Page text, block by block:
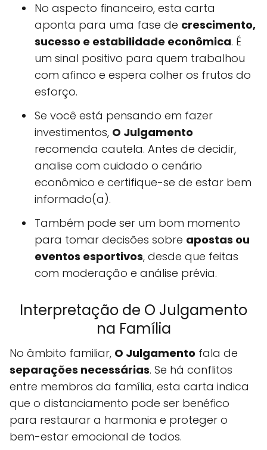
No aspecto financeiro, esta carta
aponta para uma fase de crescimento,
sucesso e estabilidade econômica. É
um sinal positivo para quem trabalhou
com afinco e espera colher os frutos do
esforço.
Se você está pensando em fazer
investimentos, O Julgamento
recomenda cautela. Antes de decidir,
analise com cuidado o cenário
econômico e certifique-se de estar bem
informado(a).
Também pode ser um bom momento
para tomar decisões sobre apostas ou
eventos esportivos, desde que feitas
com moderação e análise prévia.
Interpretação de O Julgamento
na Família
No âmbito familiar, O Julgamento fala de
separações necessárias. Se há conflitos
entre membros da família, esta carta indica
que o distanciamento pode ser benéfico
para restaurar a harmonia e proteger o
bem-estar emocional de todos.